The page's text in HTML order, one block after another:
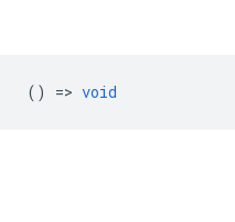
() => void